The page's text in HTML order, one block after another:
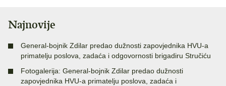
Najnovije
General-bojnik Zdilar predao dužnosti zapovjednika HVU-a
primatelju poslova, zadaća i odgovornosti brigadiru Stručiću
Fotogalerija: General-bojnik Zdilar predao dužnosti
zapovjednika HVU-a primatelju poslova, zadaća i